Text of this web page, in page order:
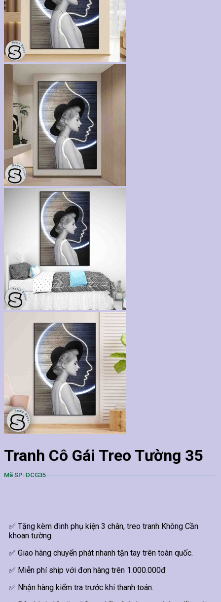
Tranh Cô Gái Treo Tường 35
Mã SP: DCG35
✅ Tặng kèm đinh phụ kiện 3 chân, treo tranh Không Cần
khoan tường.
✅ Giao hàng chuyển phát nhanh tận tay trên toàn quốc.
✅ Miễn phí ship với đơn hàng trên 1.000.000đ
✅ Nhận hàng kiểm tra trước khi thanh toán.